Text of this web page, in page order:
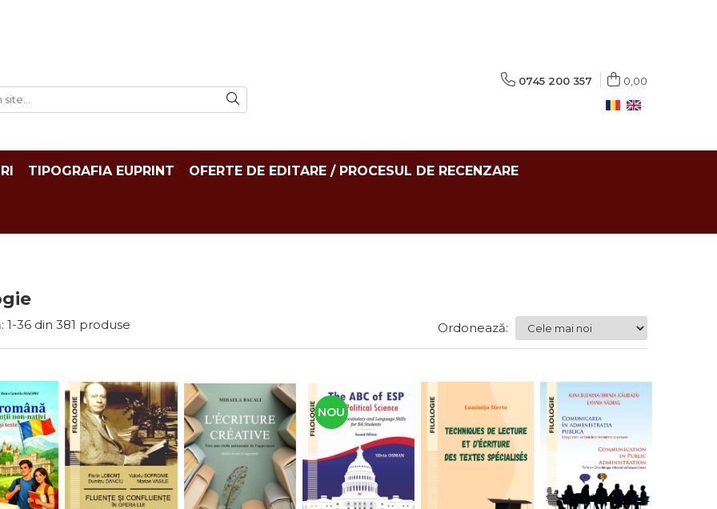
0745 200 357 0,00
TIPOGRAFIA EUPRINT OFERTE DE EDITARE / PROCESUL DE RECENZARE
1-36 din 381 produse Ordonează:
NOU